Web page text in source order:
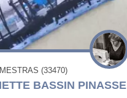
(33470)
BASSIN PINASSE